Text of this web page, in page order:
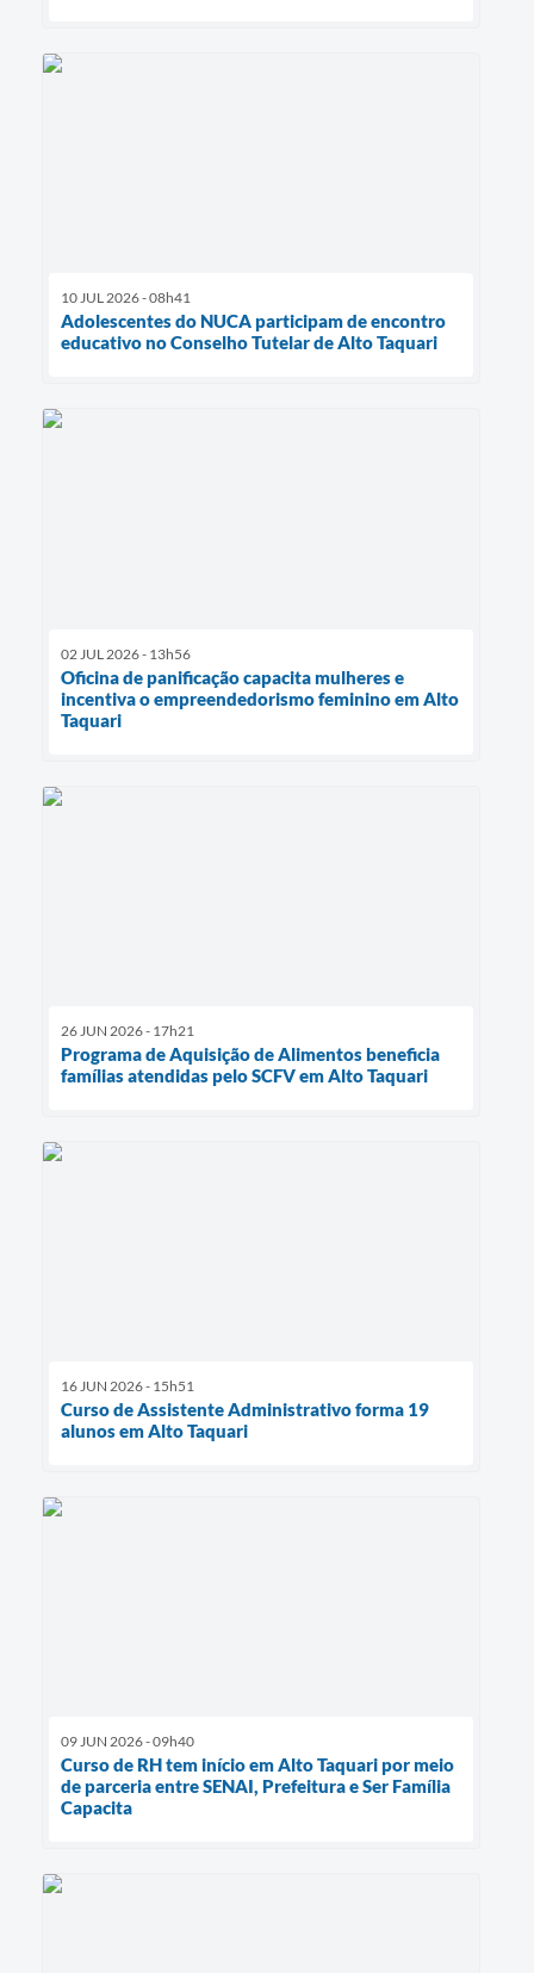
10 JUL 2026 - 08h41
Adolescentes do NUCA participam de encontro
educativo no Conselho Tutelar de Alto Taquari
02 JUL 2026 - 13h56
Oficina de panificação capacita mulheres e
incentiva o empreendedorismo feminino em Alto
Taquari
26 JUN 2026 - 17h21
Programa de Aquisição de Alimentos beneficia
famílias atendidas pelo SCFV em Alto Taquari
16 JUN 2026 - 15h51
Curso de Assistente Administrativo forma 19
alunos em Alto Taquari
09 JUN 2026 - 09h40
Curso de RH tem início em Alto Taquari por meio
de parceria entre SENAI, Prefeitura e Ser Família
Capacita